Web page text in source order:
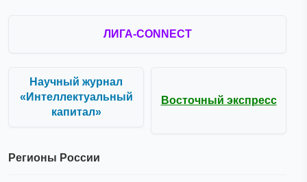
ЛИГА-CONNECT
Научный журнал
«Интеллектуальный
капитал»
Восточный экспресс
Регионы России